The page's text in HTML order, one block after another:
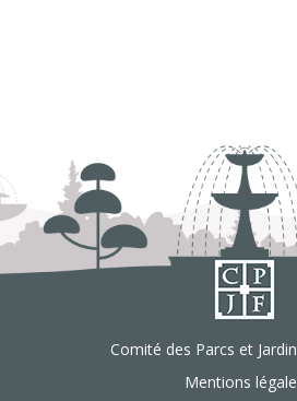
Comité des Parcs et
Mentions